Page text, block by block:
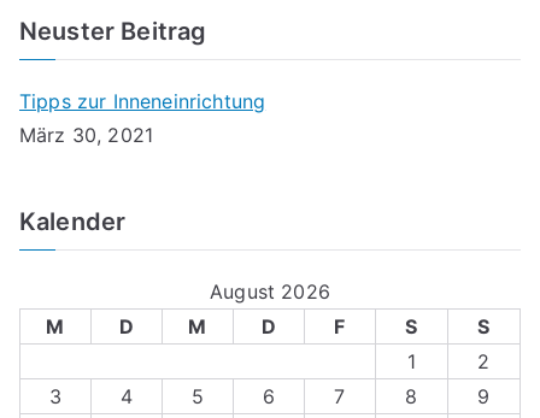
Neuster Beitrag
Tipps zur Inneneinrichtung
März 30, 2021
Kalender
August 2026
M
D M D F S
S
1
2
3
4 5 6 7 8
9